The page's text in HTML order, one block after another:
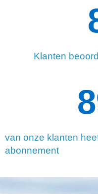
Klanten
van onze klanten
abonnement